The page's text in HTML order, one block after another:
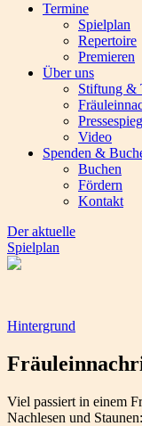
Termine
Spielplan
Repertoire
Premieren
Über uns
Stiftung &
Video
Spenden &
Buchen
Fördern
Kontakt
Der aktuelle
Spielplan
Hintergrund
Viel passiert in einem
Nachlesen und Staunen: